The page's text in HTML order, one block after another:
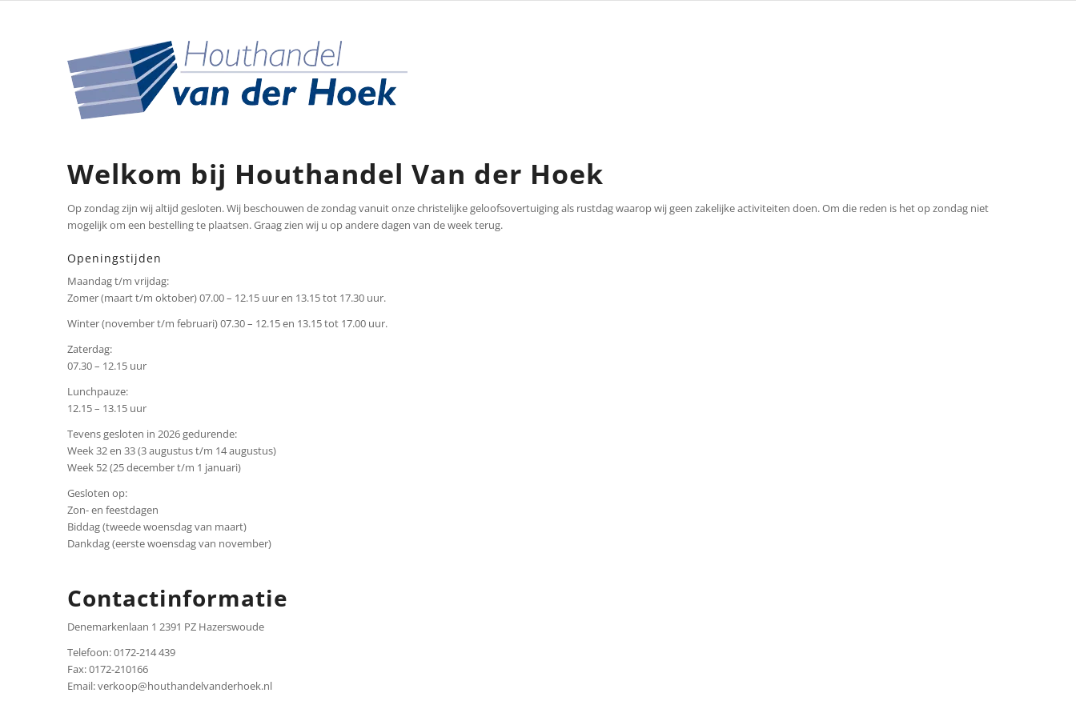
Welkom bij Houthandel Van der Hoek
Op zondag zijn wij altijd gesloten. Wij beschouwen de zondag vanuit onze christelijke geloofsovertuiging als rustdag waarop wij geen zakelijke activiteiten doen. Om die reden is het op zondag niet
mogelijk om een bestelling te plaatsen. Graag zien wij u op andere dagen van de week terug.
Openingstijden
Maandag t/m vrijdag:
Zomer (maart t/m oktober) 07.00 – 12.15 uur en 13.15 tot 17.30 uur.
Winter (november t/m februari) 07.30 – 12.15 en 13.15 tot 17.00 uur.
Zaterdag:
07.30 – 12.15 uur
Lunchpauze:
12.15 – 13.15 uur
Tevens gesloten in 2026 gedurende:
Week 32 en 33 (3 augustus t/m 14 augustus)
Week 52 (25 december t/m 1 januari)
Gesloten op:
Zon- en feestdagen
Biddag (tweede woensdag van maart)
Dankdag (eerste woensdag van november)
Contactinformatie
Denemarkenlaan 1 2391 PZ Hazerswoude
Telefoon: 0172-214 439
Fax: 0172-210166
Email: verkoop@houthandelvanderhoek.nl